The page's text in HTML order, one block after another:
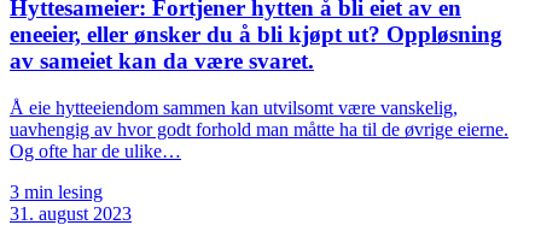
Hyttesameier: Fortjener hytten å bli eiet av en
eneeier, eller ønsker du å bli kjøpt ut? Oppløsning
av sameiet kan da være svaret.
Å eie hytteeiendom sammen kan utvilsomt være vanskelig,
uavhengig av hvor godt forhold man måtte ha til de øvrige eierne.
Og ofte har de ulike…
3 min lesing
31. august 2023